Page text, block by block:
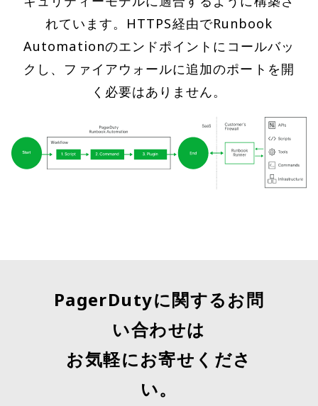
れています。HTTPS経由でRunbook
Automationのエンドポイントにコールバッ
クし、ファイアウォールに追加のポートを開
く必要はありません。
PagerDutyに関するお問
い合わせは
お気軽にお寄せくださ
い。